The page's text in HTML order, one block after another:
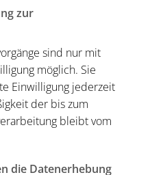
zur
sind nur mit
möglich. Sie
Einwilligung jederzeit
der bis zum
bleibt vom
die Datenerhebung